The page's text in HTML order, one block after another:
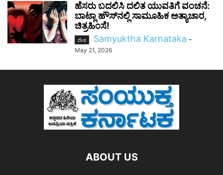
ಹೆಸರು ಬದಲಿಸಿ ದಲಿತ ಯುವತಿಗೆ ವಂಚನೆ:
ಬಾಟ್ಲಾ ಹೌಸ್‌ನಲ್ಲಿ ಸಾಮೂಹಿಕ ಅತ್ಯಾಚಾರ,
ಚಿತ್ರಹಿಂಸೆ!
ದೇಶ Samyuktha Karnataka -
May 21, 2026
ABOUT US